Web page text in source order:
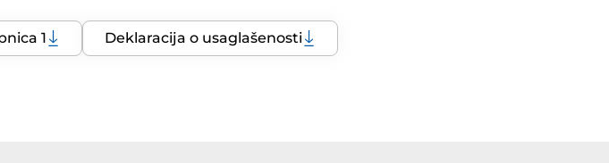
1 Deklaracija o usaglašenosti